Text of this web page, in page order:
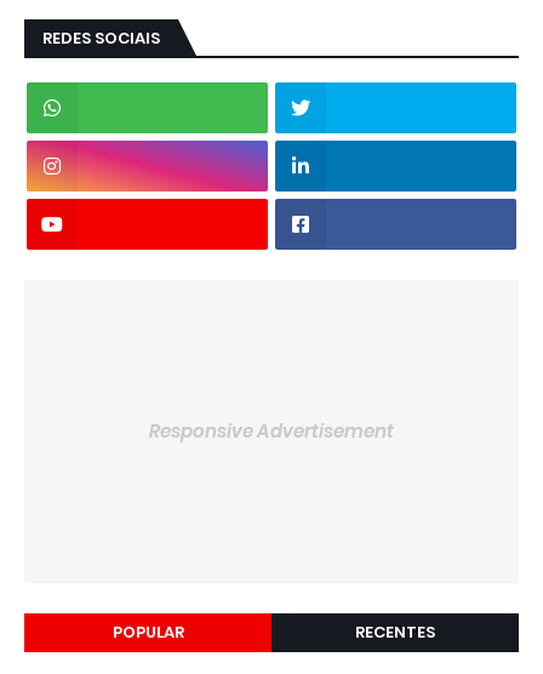
REDES SOCIAIS
Responsive Advertisement
POPULAR RECENTES